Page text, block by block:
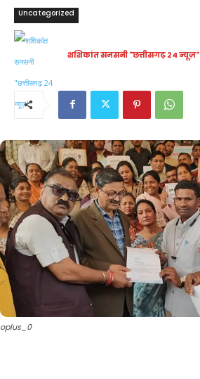
Uncategorized
शशिकांत सनसनी "छत्तीसगढ़ 24 न्यूज़"
oplus_0